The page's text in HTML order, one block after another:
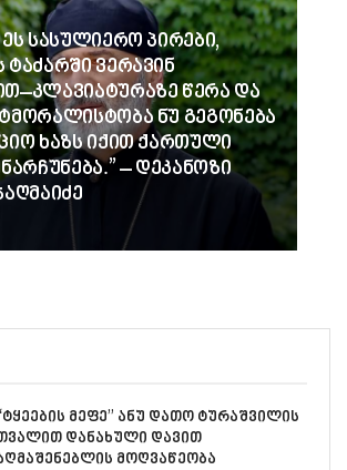
სასულიერო პირები,
ვერავინ
წერა და
ნუ გეგონება
ხაზს იქით ქართული
– დეკანოზი
მეფე” ანუ დათო ტურაშვილის
დანახული დავით
მოღვაწეობა